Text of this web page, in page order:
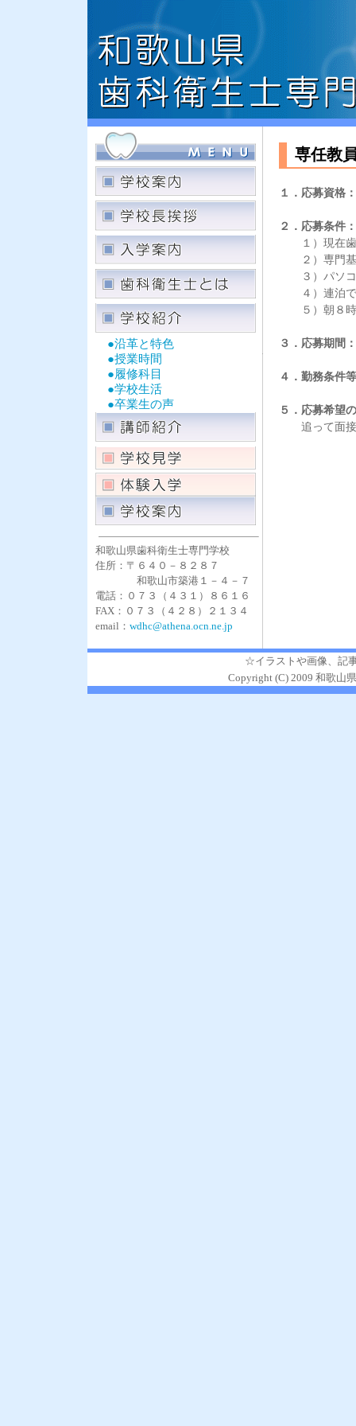
●沿革と特色
●授業時間
●履修科目
●学校生活
●卒業生の声
和歌山県歯科衛生士専門学校
住所：〒６４０－８２８７
和歌山市築港１－４－７
電話：０７３（４３１）８６１６
FAX：０７３（４２８）２１３４
email： wdhc@athena.ocn.ne.jp
専任教
１．応募資格：
２．応募条件：
１）現在歯
２）専門基
３）パソコ
４）連泊で
５）朝８時
３．応募期間：
４．勤務条件
５．応募希望
追って面接
☆イラストや画像、記
Copyright (C) 2009 和歌山